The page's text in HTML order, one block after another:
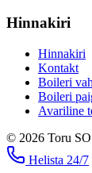
Hinnakiri
Hinnakiri
Kontakt
Boileri
Boileri
Avariline
© 2026 Toru
Helista 24/7